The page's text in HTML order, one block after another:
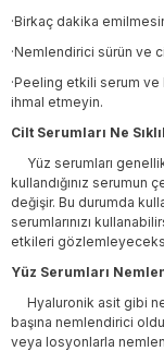
·Birkaç dakika
·Nemlendirici sürün ve
·Peeling etkili serum
ihmal etmeyin.
Cilt Serumları Ne
Yüz serumları
kullandığınız serumun
değişir. Bu durumda
serumlarınızı
etkileri
Yüz Serumları
Hyaluronik asit gibi
başına nemlendirici
veya losyonlarla